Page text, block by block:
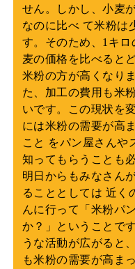
せん。しかし、小麦
なのに比べ て米粉は
す。そのため、1キロ
麦の価格を比べると
米粉の方が高くなり
た、加工の費用も米
いです。この現状を
には米粉の需要が高
こと をパン屋さんや
知ってもらうことも
明日からもみなさん
ることとしては 近く
んに行って「米粉パ
か？」ということで
うな活動が広がると
も米粉の需要が高ま